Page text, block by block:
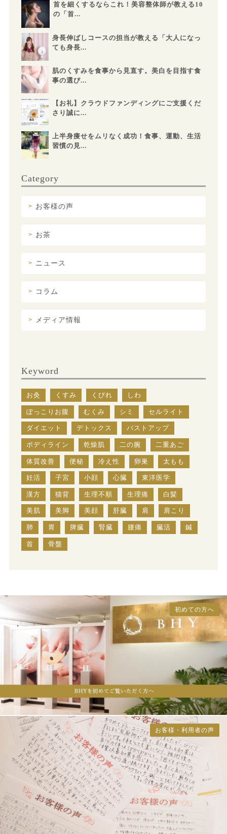
首を細くするならこれ！美容整体師が教える10
の「首...
身長伸ばしコースの担当が教える「大人になっ
ても身長...
肌のくすみを食事から見直す。美白を目指す食
事の選び...
【お礼】クラウドファンディングにご支援くだ
さり誠に...
上半身痩せをムリなく成功！食事、運動、生活
習慣の見...
Category
お客様の声
お茶
ニュース
コラム
メディア情報
Keyword
お灸 くすみ くびれ しわ
ぽっこりお腹 むくみ シミ セルライト
ダイエット デトックス バストアップ
ボディライン 乾燥肌 二の腕 二重あご
体質改善 便秘 冷え性 卵巣 太もも
妊活 子宮 小顔 心臓 東洋医学
漢方 猫背 生理不順 生理痛 白髪
美肌 美脚 美顔 肝臓 肩 肩こり
肺 胃 脾臓 腎臓 腰痛 臓活 鍼
首 骨盤
初めての方へ
お客様・利用者の声